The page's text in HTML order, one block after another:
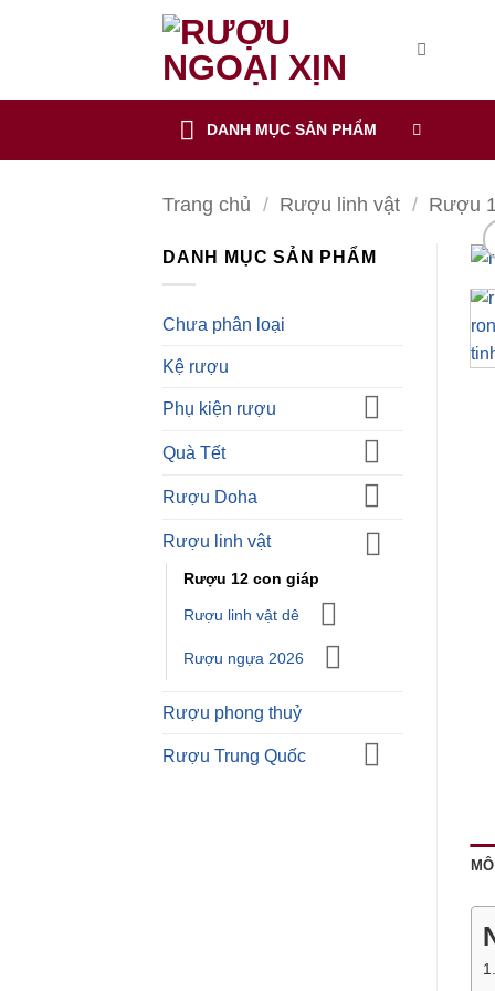
CẢNH BÁO!
Các sản phẩm rượu không dành cho người dưới 18 tuổi và
Bạn có chắc chắn bạn muốn tiếp tục truy cập trang web hay
TÔI DƯỚI 18 TUỔI TÔI ĐÃ TRÊN 18 TUỔI
dung
DANH MỤC SẢN PHẨM
Trang chủ / Rượu linh vật / Rượu
DANH MỤC SẢN PHẨM
Chưa phân loại
Kệ rượu
Phụ kiện rượu
Quà Tết
Rượu Doha
Rượu linh vật
Rượu 12 con giáp
Rượu linh vật dê
Rượu ngựa 2026
Rượu phong thuỷ
Rượu Trung Quốc